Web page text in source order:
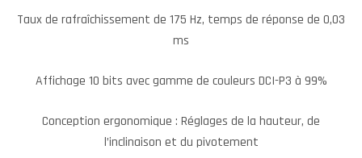
Taux de rafraîchissement de 175 Hz, temps de réponse de 0,03
ms
Affichage 10 bits avec gamme de couleurs DCI-P3 à 99%
Conception ergonomique : Réglages de la hauteur, de
l’inclinaison et du pivotement